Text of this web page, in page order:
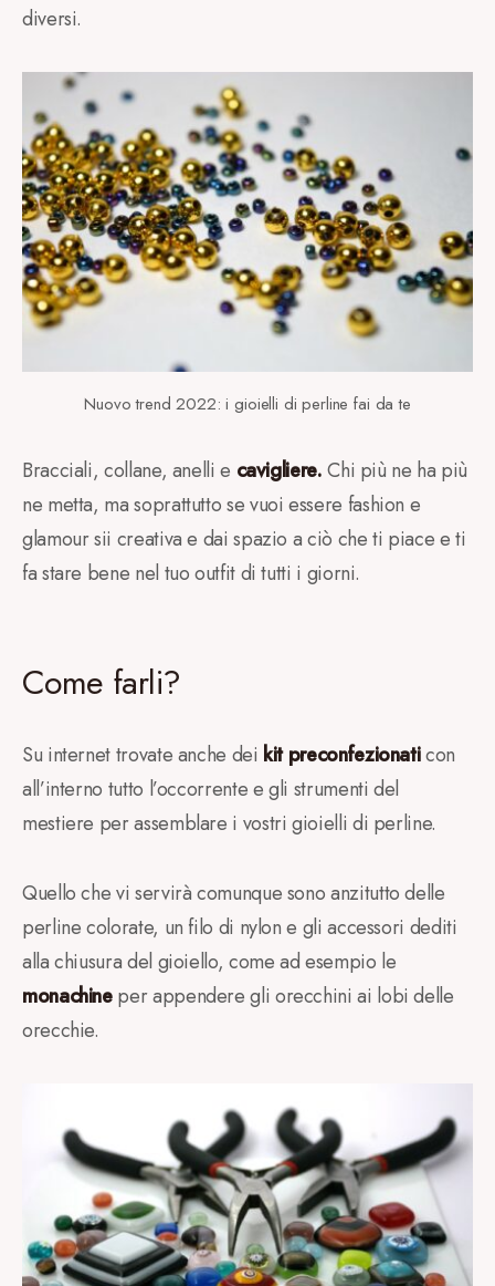
diversi.
Nuovo trend 2022: i gioielli di perline fai da te
Bracciali, collane, anelli e cavigliere.Chi più ne ha più
ne metta, ma soprattutto se vuoi essere fashion e
glamour sii creativa e dai spazio a ciò che ti piace e ti
fa stare bene nel tuo outfit di tutti i giorni.
Come farli?
Su internet trovate anche dei kit preconfezionaticon
all’interno tutto l’occorrente e gli strumenti del
mestiere per assemblare i vostri gioielli di perline.
Quello che vi servirà comunque sono anzitutto delle
perline colorate, un filo di nylon e gli accessori dediti
alla chiusura del gioiello, come ad esempio le
monachineper appendere gli orecchini ai lobi delle
orecchie.